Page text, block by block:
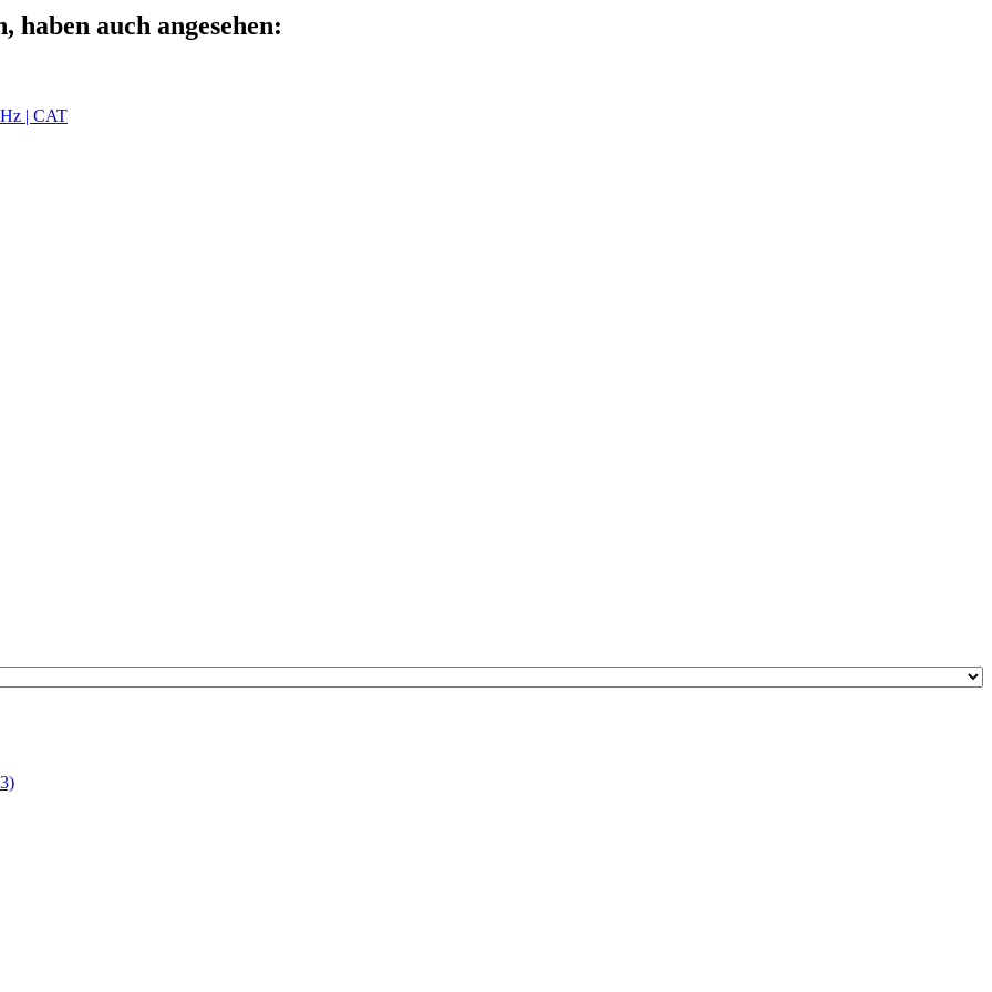
haben auch angesehen:
| CAT